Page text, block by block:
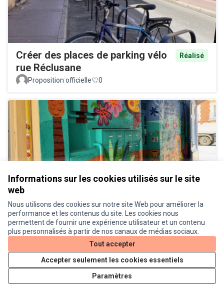
Informations sur les cookies utilisés sur le site
web
Nous utilisons des cookies sur notre site Web pour améliorer la
performance et les contenus du site. Les cookies nous
permettent de fournir une expérience utilisateur et un contenu
plus personnalisés à partir de nos canaux de médias sociaux.
Tout accepter
Accepter seulement les cookies essentiels
Paramètres
Créer des places de parking vélo
rue Réclusane
Réalisé
Proposition officielle 0
Lieu de convivialité dans la cour
du cinéma Le Cratère
Réalisé
Proposition officielle 0